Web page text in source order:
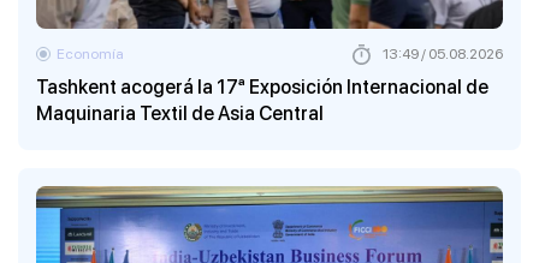
Tashkent acogerá la 17ª Exposición Internacional de
Maquinaria Textil de Asia Central
Economía 13:49 / 05.08.2026